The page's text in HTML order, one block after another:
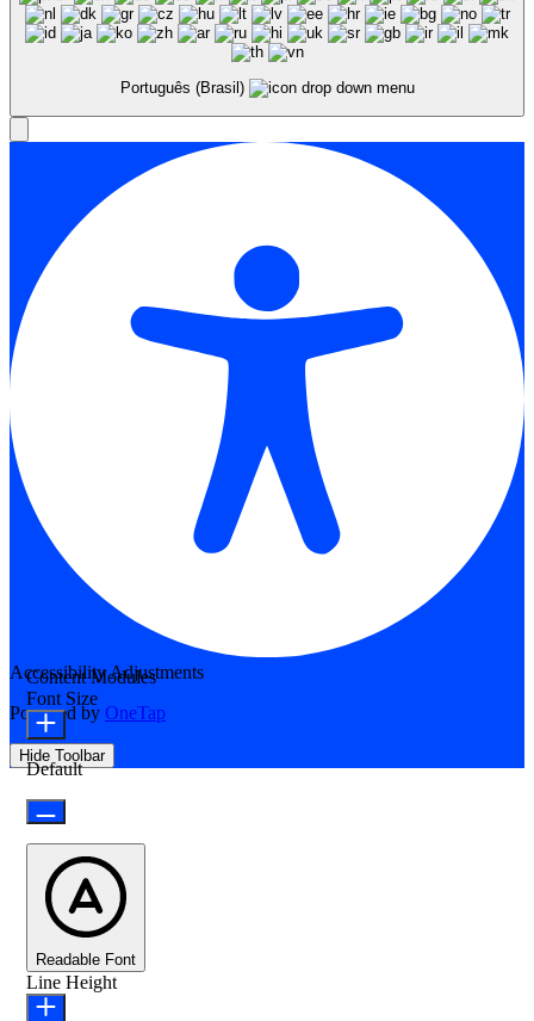
Português (Brasil)
Accessibility Adjustments
Powered by OneTap
Hide Toolbar
Content Modules
Font Size
Default
Readable Font
Line Height